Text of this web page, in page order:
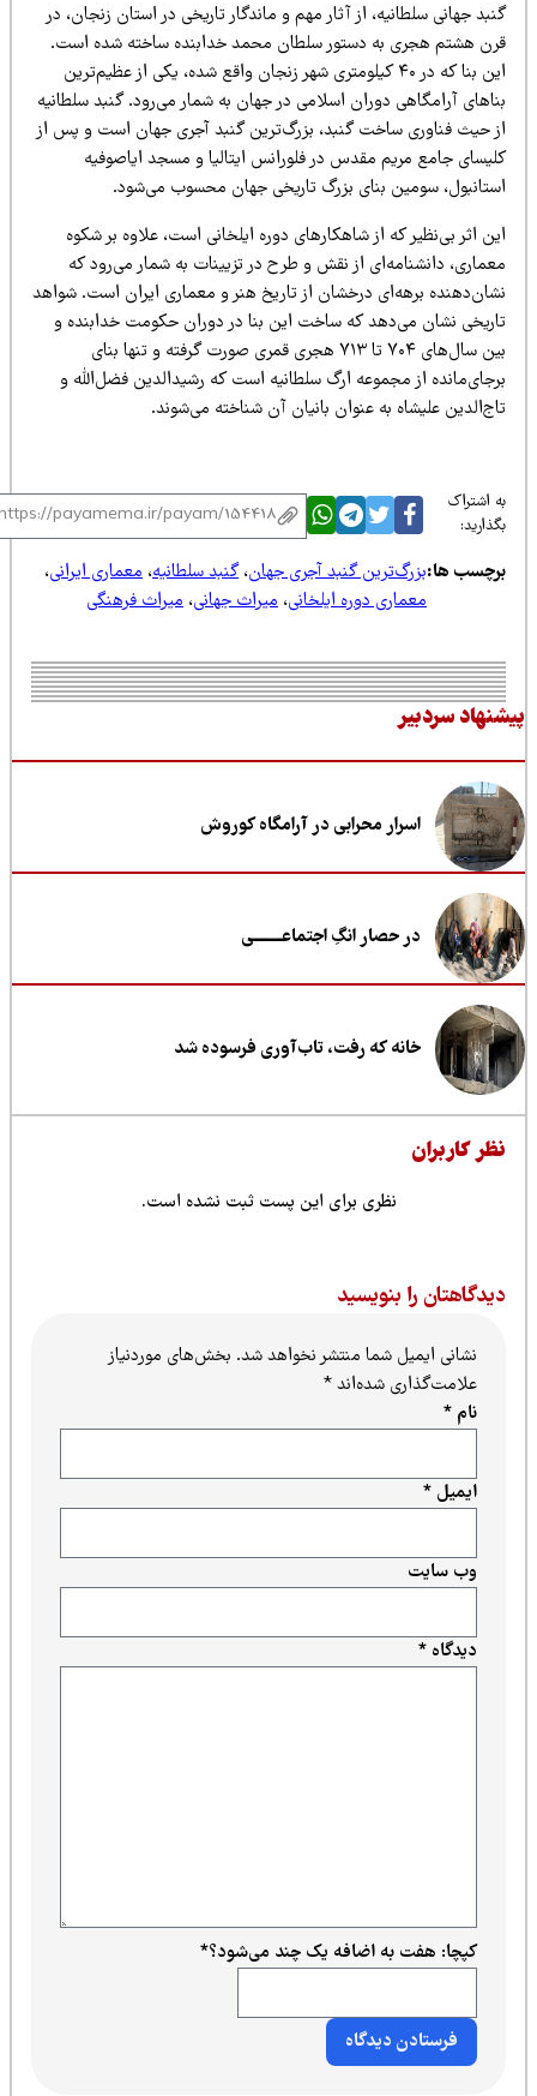
جهانی سلطانیه، از آثار مهم و ماندگار تاریخی در استان زنجان، در
هشتم هجری به دستور سلطان محمد خدابنده ساخته شده است.
این بنا که در ۴۰ کیلومتری شهر زنجان واقع شده، یکی از عظیم‌ترین
آرامگاهی دوران اسلامی در جهان به شمار می‌رود. گنبد سلطانیه
حیث فناوری ساخت گنبد، بزرگ‌ترین گنبد آجری جهان است و پس از
جامع مریم مقدس در فلورانس ایتالیا و مسجد ایاصوفیه
سومین بنای بزرگ تاریخی جهان محسوب می‌شود.
اثر بی‌نظیر که از شاهکارهای دوره ایلخانی است، علاوه بر شکوه
دانشنامه‌ای از نقش و طرح در تزیینات به شمار می‌رود که
برهه‌ای درخشان از تاریخ هنر و معماری ایران است. شواهد
نشان می‌دهد که ساخت این بنا در دوران حکومت خدابنده و
بین سال‌های ۷۰۴ تا ۷۱۳ هجری قمری صورت گرفته و تنها بنای
از مجموعه ارگ سلطانیه است که رشیدالدین فضل‌الله و
علیشاه به عنوان بانیان آن شناخته می‌شوند.
اشتراک
ها:بزرگ‌ترین گنبد آجری جهان،گنبد سلطانیه،معماری ایرانی،
معماری دوره ایلخانی،میراث جهانی،میراث فرهنگی
سردبیر
اسرار محرابی در آرامگاه کوروش
در حصار انگِ اجتماعــــــــی
خانه که رفت، تاب‌آوری فرسوده شد
کاربران
نظری برای این پست ثبت نشده است.
را بنویسید
نشانی ایمیل شما منتشر نخواهد شد.بخش‌های موردنیاز
علامت‌گذاری شده‌اند*
دیدگاه*
ایمیل*
وب‌ سایت
کپچا: هفت به اضافه یک چند می‌شود؟*